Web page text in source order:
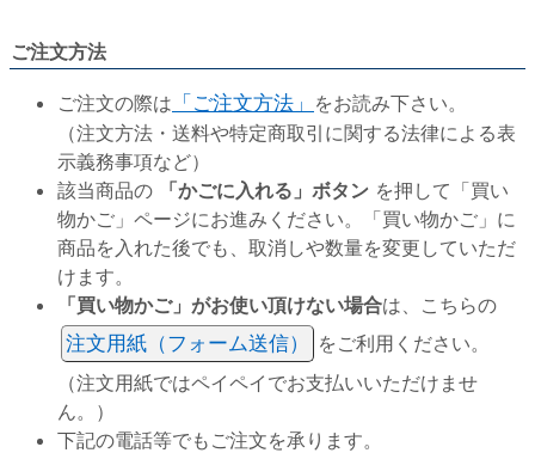
ご注文方法
ご注文の際は 「ご注文方法」 をお読み下さい。
（注文方法・送料や特定商取引に関する法律による表
示義務事項など）
該当商品の
「かごに入れる」ボタン を押して「買い
物かご」ページにお進みください。「買い物かご」に
商品を入れた後でも、取消しや数量を変更していただ
けます。
「買い物かご」がお使い頂けない場合は、こちらの
注文用紙（フォーム送信）
をご利用ください。
（注文用紙ではペイペイでお支払いいただけませ
ん。）
下記の電話等でもご注文を承ります。